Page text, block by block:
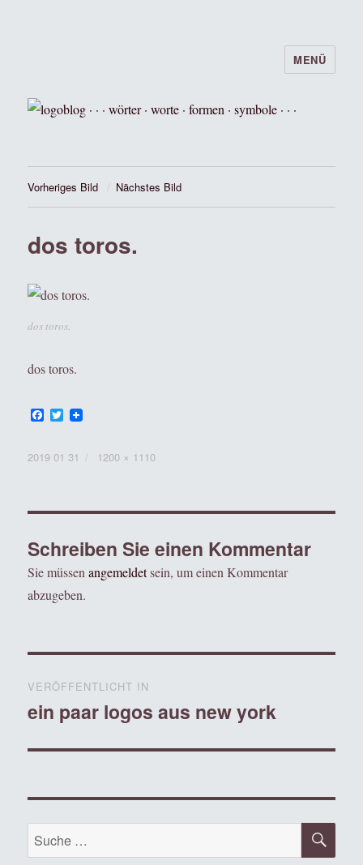
logoblog · · · wörter · worte · formen ·
symbole · · ·
MENÜ
Vorheriges Bild Nächstes Bild
dos toros.
dos toros.
dos toros.
F
e
b
T
Veröffentlicht
2019 01 31
Volle
1200 × 1110
Schreiben Sie einen Kommentar
Sie müssenangemeldetsein, um einen Kommentar
abzugeben.
VERÖFFENTLICHT IN
ein paar logos aus new york
Suche
nach: